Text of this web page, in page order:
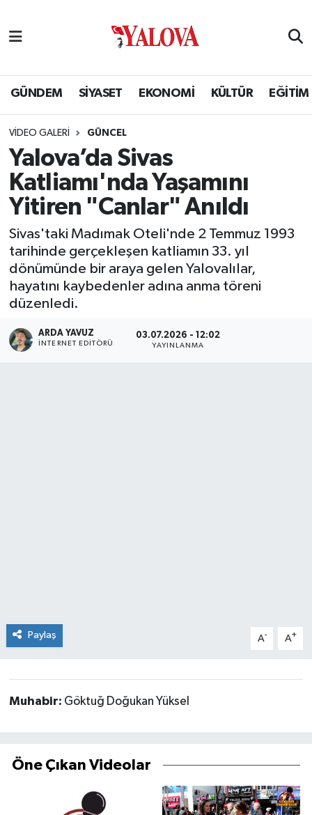
GÜNDEM SİYASET EKONOMİ KÜLTÜR EĞİTİM
VIDEO GALERI GÜNCEL
Yalova’da Sivas
Katliamı'nda Yaşamını
Yitiren "Canlar" Anıldı
Sivas'taki Madımak Oteli'nde 2 Temmuz 1993
tarihinde gerçekleşen katliamın 33. yıl
dönümünde bir araya gelen Yalovalılar,
hayatını kaybedenler adına anma töreni
düzenledi.
ARDA YAVUZ
İNTERNET EDITÖRÜ
03.07.2026 - 12:02
YAYINLANMA
Paylaş A- A+
Muhabir: Göktuğ Doğukan Yüksel
Öne Çıkan Videolar
SİYASET
KÜLTÜR
EĞİTİM
BİLİM VE TEKNOLOJİ
ASAYİŞ
SAĞLIK
SPOR
Yalova Nöbetçi Eczaneler
Yalova Hava Durumu
Yalova Trafik Yoğunluk Haritası
Puan Durumu ve Fikstür
Tüm Manşetler
Son Dakika Haberleri
Haber Arşivi